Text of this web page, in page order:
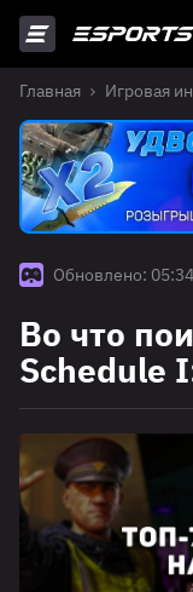
Главная Игровая
Обновлено:
Во что
Schedule